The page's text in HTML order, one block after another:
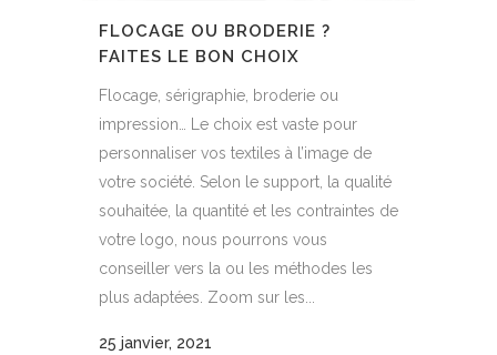
FLOCAGE OU BRODERIE ?
FAITES LE BON CHOIX
Flocage, sérigraphie, broderie ou
impression… Le choix est vaste pour
personnaliser vos textiles à l’image de
votre société. Selon le support, la qualité
souhaitée, la quantité et les contraintes de
votre logo, nous pourrons vous
conseiller vers la ou les méthodes les
plus adaptées. Zoom sur les...
25 janvier, 2021